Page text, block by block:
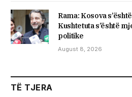
​Rama: Kosova
Kushtetuta s’është
politike
August 8, 2026
TË TJERA